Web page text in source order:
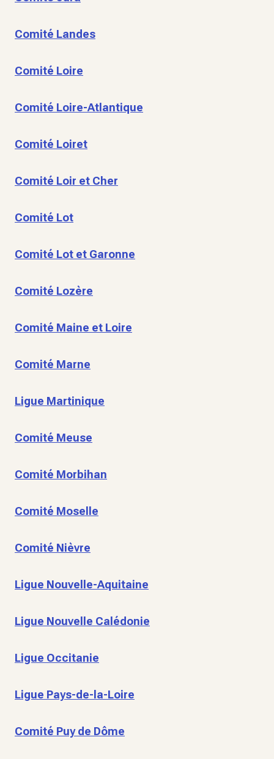
Comité Landes
Comité Loire
Comité Loire-Atlantique
Comité Loiret
Comité Loir et Cher
Comité Lot
Comité Lot et Garonne
Comité Lozère
Comité Maine et Loire
Comité Marne
Ligue Martinique
Comité Meuse
Comité Morbihan
Comité Moselle
Comité Nièvre
Ligue Nouvelle-Aquitaine
Ligue Nouvelle Calédonie
Ligue Occitanie
Ligue Pays-de-la-Loire
Comité Puy de Dôme